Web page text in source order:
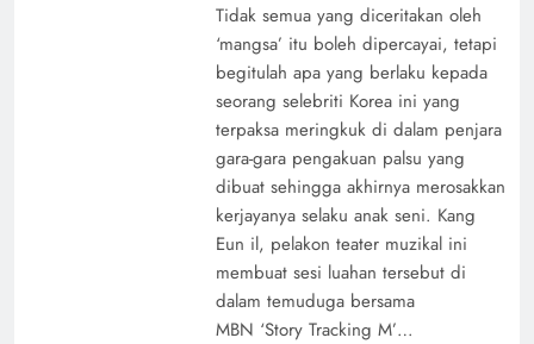
Tidak semua yang diceritakan oleh
‘mangsa’ itu boleh dipercayai, tetapi
begitulah apa yang berlaku kepada
seorang selebriti Korea ini yang
terpaksa meringkuk di dalam penjara
gara-gara pengakuan palsu yang
dibuat sehingga akhirnya merosakkan
kerjayanya selaku anak seni. Kang
Eun il, pelakon teater muzikal ini
membuat sesi luahan tersebut di
dalam temuduga bersama
MBN ‘Story Tracking M’…